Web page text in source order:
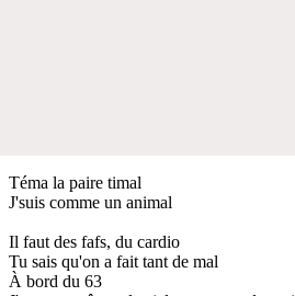
Téma la paire timal
J'suis comme un animal
Il faut des fafs, du cardio
Tu sais qu'on a fait tant de mal
À bord du 63